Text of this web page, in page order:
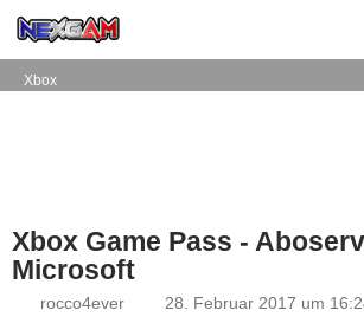
Xbox
Xbox Game Pass -
Microsoft
rocco4ever 28. Februar 2017 um